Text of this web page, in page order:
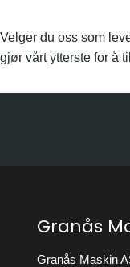
Velger du oss som
gjør vårt ytterste for å
Granås
Granås Maskin